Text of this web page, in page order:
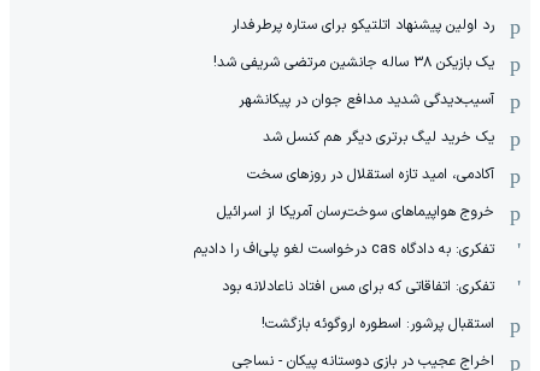
رد اولین پیشنهاد اتلتیکو برای ستاره پرطرفدار
یک بازیکن ۳۸ ساله جانشین مرتضی شریفی شد!
آسیب‌دیدگی شدید مدافع جوان در پیکانشهر
یک خرید لیگ برتری دیگر هم کنسل شد
آکادمی، امید تازه استقلال در روزهای سخت
خروج هواپیماهای سوخت‌رسان آمریکا از اسرائیل
تفکری: به دادگاه cas درخواست لغو پلی‌اف را دادیم
تفکری: اتفاقاتی که برای مس افتاد ناعادلانه بود
استقبال پرشور: اسطوره اروگوئه بازگشت!
اخراج عجیب در بازی دوستانه پیکان - نساجی